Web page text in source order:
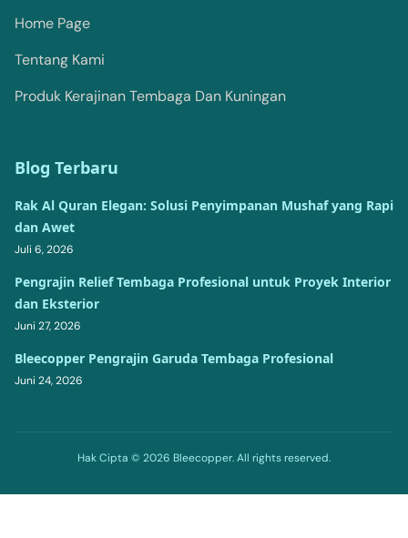
Home Page
Tentang Kami
Produk Kerajinan Tembaga Dan Kuningan
Blog Terbaru
Rak Al Quran Elegan: Solusi Penyimpanan Mushaf yang Rapi
dan Awet
Juli 6, 2026
Pengrajin Relief Tembaga Profesional untuk Proyek Interior
dan Eksterior
Juni 27, 2026
Bleecopper Pengrajin Garuda Tembaga Profesional
Juni 24, 2026
Hak Cipta © 2026 Bleecopper. All rights reserved.